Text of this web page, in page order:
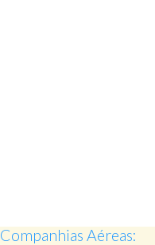
Companhias Aéreas: